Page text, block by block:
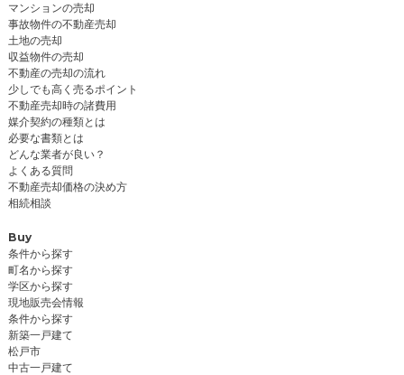
マンションの売却
事故物件の不動産売却
土地の売却
収益物件の売却
不動産の売却の流れ
少しでも高く売るポイント
不動産売却時の諸費用
媒介契約の種類とは
必要な書類とは
どんな業者が良い？
よくある質問
不動産売却価格の決め方
相続相談
Buy
条件から探す
町名から探す
学区から探す
現地販売会情報
条件から探す
新築一戸建て
松戸市
中古一戸建て